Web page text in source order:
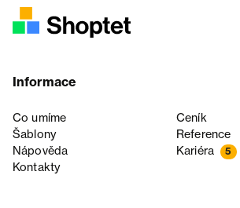
Informace
Co umíme
Ceník
Šablony
Reference
Nápověda
Kariéra 5
Kontakty